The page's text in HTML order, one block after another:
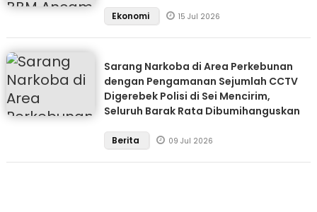
Ekonomi 15 Jul 2026
Sarang Narkoba di Area Perkebunan
dengan Pengamanan Sejumlah CCTV
Digerebek Polisi di Sei Mencirim,
Seluruh Barak Rata Dibumihanguskan
Berita 09 Jul 2026